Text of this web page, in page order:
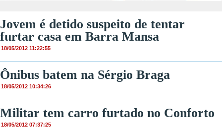
Jovem é detido suspeito de tentar
furtar casa em Barra Mansa
18/05/2012 11:22:55
Ônibus batem na Sérgio Braga
18/05/2012 10:34:26
Militar tem carro furtado no Conforto
18/05/2012 07:37:25